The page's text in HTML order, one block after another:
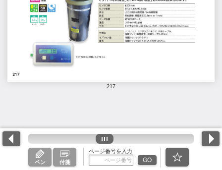
217
ペン 付箋
ページ番号を入力
GO